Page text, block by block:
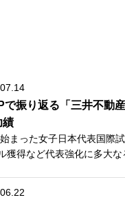
で振り返る「三井不動
績
まった女子日本代表国際
獲得など代表強化に多大な